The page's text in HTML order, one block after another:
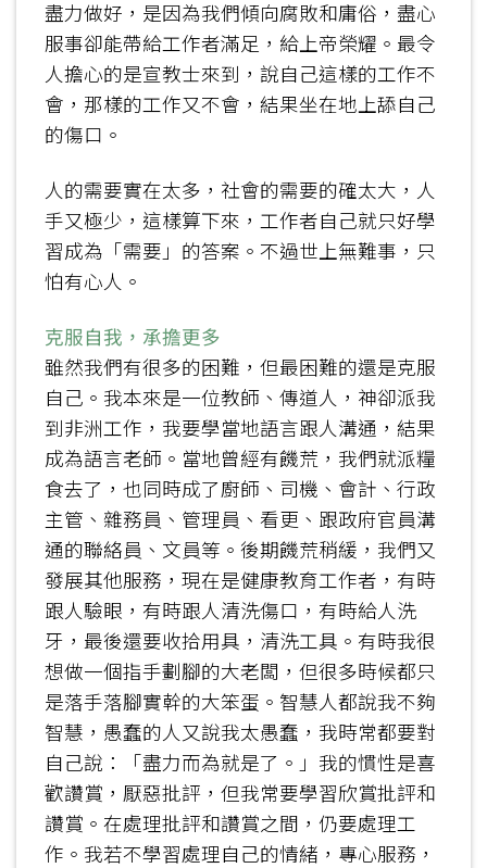
盡力做好，是因為我們傾向腐敗和庸俗，盡心
服事卻能帶給工作者滿足，給上帝榮耀。最令
人擔心的是宣教士來到，說自己這樣的工作不
會，那樣的工作又不會，結果坐在地上舔自己
的傷口。
人的需要實在太多，社會的需要的確太大，人
手又極少，這樣算下來，工作者自己就只好學
習成為「需要」的答案。不過世上無難事，只
怕有心人。
克服自我，承擔更多
雖然我們有很多的困難，但最困難的還是克服
自己。我本來是一位教師、傳道人，神卻派我
到非洲工作，我要學當地語言跟人溝通，結果
成為語言老師。當地曾經有饑荒，我們就派糧
食去了，也同時成了廚師、司機、會計、行政
主管、雜務員、管理員、看更、跟政府官員溝
通的聯絡員、文員等。後期饑荒稍緩，我們又
發展其他服務，現在是健康教育工作者，有時
跟人驗眼，有時跟人清洗傷口，有時給人洗
牙，最後還要收拾用具，清洗工具。有時我很
想做一個指手劃腳的大老闆，但很多時候都只
是落手落腳實幹的大笨蛋。智慧人都說我不夠
智慧，愚蠢的人又說我太愚蠢，我時常都要對
自己說：「盡力而為就是了。」我的慣性是喜
歡讚賞，厭惡批評，但我常要學習欣賞批評和
讚賞。在處理批評和讚賞之間，仍要處理工
作。我若不學習處理自己的情緒，專心服務，